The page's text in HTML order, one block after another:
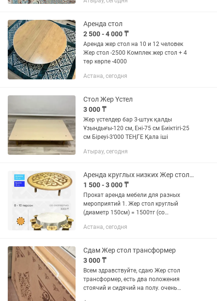
Аренда стол
2 500 - 4 000 ₸
Аренда жер стол на 10 и 12 человек
Жер стол -2500 Комплек жер стол + 4
төр көрпе -4000
Астана, сегодня
Стол Жер Үстел
3 000 ₸
Жер үстелдер бар 3-штук қалды
Ұзындығы-120 см, Ені-75 см Биіктігі-25
см Біреуі-3’000 ТЕҢГЕ Қала іші
Атырау, сегодня
Аренда круглых низких Жер столов
1 500 - 3 000 ₸
Прокат аренда мебели для разных
мероприятий 1. Жер стол круглый
(диаметр 150см) = 1500тг (со
квадратный (150см90см)=1500тг (со
жер...
Астана, сегодня
Сдам Жер стол трансформер
3 000 ₸
Всем здравствуйте, сдаю Жер стол
трансформер, есть два положения
стоячий и сидячий на полу. очень